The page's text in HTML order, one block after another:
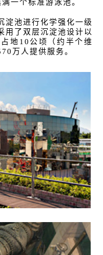
一个标准游泳池。
淀池进行化学强化一级
用了双层沉淀池设计以
地10公顷（约半个维
万人提供服务。